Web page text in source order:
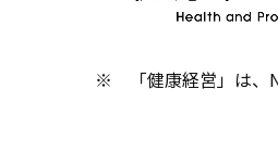
※ 「健康経営」は、